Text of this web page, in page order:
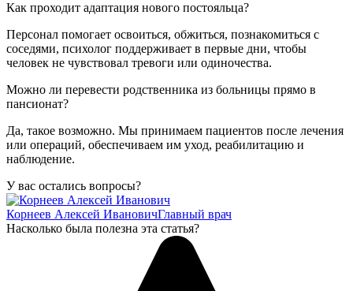
Как проходит адаптация нового постояльца?
Персонал помогает освоиться, обжиться, познакомиться с
соседями, психолог поддерживает в первые дни, чтобы
человек не чувствовал тревоги или одиночества.
Можно ли перевести родственника из больницы прямо в
пансионат?
Да, такое возможно. Мы принимаем пациентов после лечения
или операций, обеспечиваем им уход, реабилитацию и
наблюдение.
У вас остались вопросы?
Корнеев Алексей ИвановичГлавный врач
Насколько была полезна эта статья?